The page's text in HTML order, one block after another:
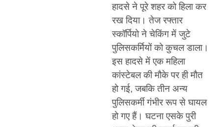
हादसे ने पूरे शहर को हिला कर
रख दिया। तेज रफ्तार
स्कॉर्पियो ने चेकिंग में जुटे
पुलिसकर्मियों को कुचल डाला।
इस हादसे में एक महिला
कांस्टेबल की मौके पर ही मौत
हो गई, जबकि तीन अन्य
पुलिसकर्मी गंभीर रूप से घायल
हो गए हैं। घटना एसके पुरी